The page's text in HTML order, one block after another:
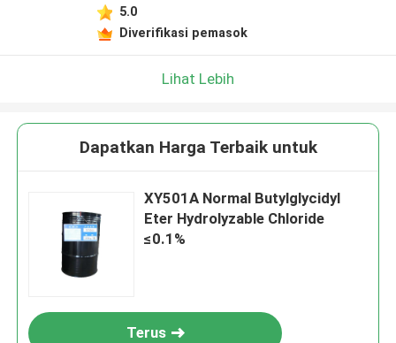
5.0
Diverifikasi pemasok
Lihat Lebih
Dapatkan Harga Terbaik untuk
XY501A Normal Butylglycidyl
Eter Hydrolyzable Chloride
≤0.1%
Terus